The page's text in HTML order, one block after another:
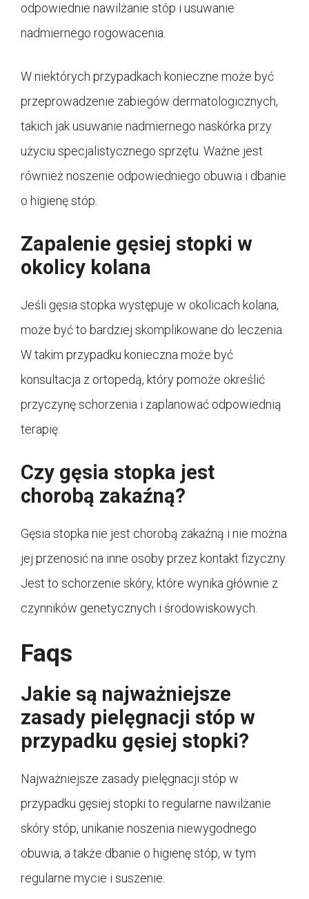
odpowiednie nawilżanie stóp i usuwanie
nadmiernego rogowacenia.
W niektórych przypadkach konieczne może być
przeprowadzenie zabiegów dermatologicznych,
takich jak usuwanie nadmiernego naskórka przy
użyciu specjalistycznego sprzętu. Ważne jest
również noszenie odpowiedniego obuwia i dbanie
o higienę stóp.
Zapalenie gęsiej stopki w
okolicy kolana
Jeśli gęsia stopka występuje w okolicach kolana,
może być to bardziej skomplikowane do leczenia.
W takim przypadku konieczna może być
konsultacja z ortopedą, który pomoże określić
przyczynę schorzenia i zaplanować odpowiednią
terapię.
Czy gęsia stopka jest
chorobą zakaźną?
Gęsia stopka nie jest chorobą zakaźną i nie można
jej przenosić na inne osoby przez kontakt fizyczny.
Jest to schorzenie skóry, które wynika głównie z
czynników genetycznych i środowiskowych.
Faqs
Jakie są najważniejsze
zasady pielęgnacji stóp w
przypadku gęsiej stopki?
Najważniejsze zasady pielęgnacji stóp w
przypadku gęsiej stopki to regularne nawilżanie
skóry stóp, unikanie noszenia niewygodnego
obuwia, a także dbanie o higienę stóp, w tym
regularne mycie i suszenie.